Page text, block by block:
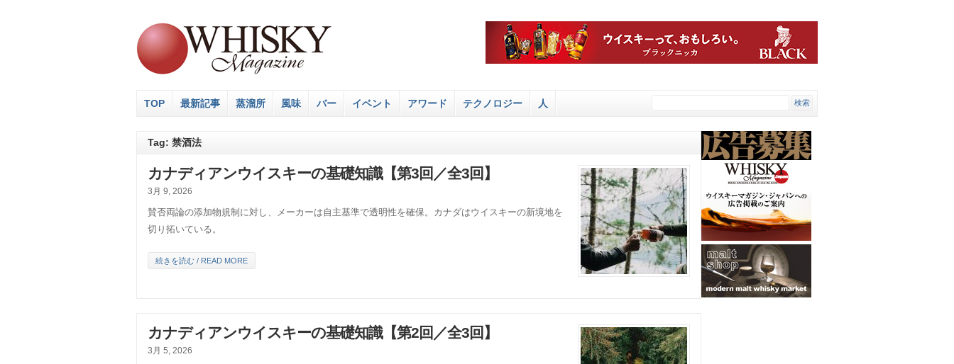
TOP 最新記事 蒸溜所 風味 バー イベント アワード テクノロジー 人
Tag: 禁酒法
カナディアンウイスキーの基礎知識【第3回／全3回】
3月 9, 2026
賛否両論の添加物規制に対し、メーカーは自主基準で透明性を確保。カナダはウイスキーの新境地を
切り拓いている。
続きを読む / READ MORE
カナディアンウイスキーの基礎知識【第2回／全3回】
3月 5, 2026